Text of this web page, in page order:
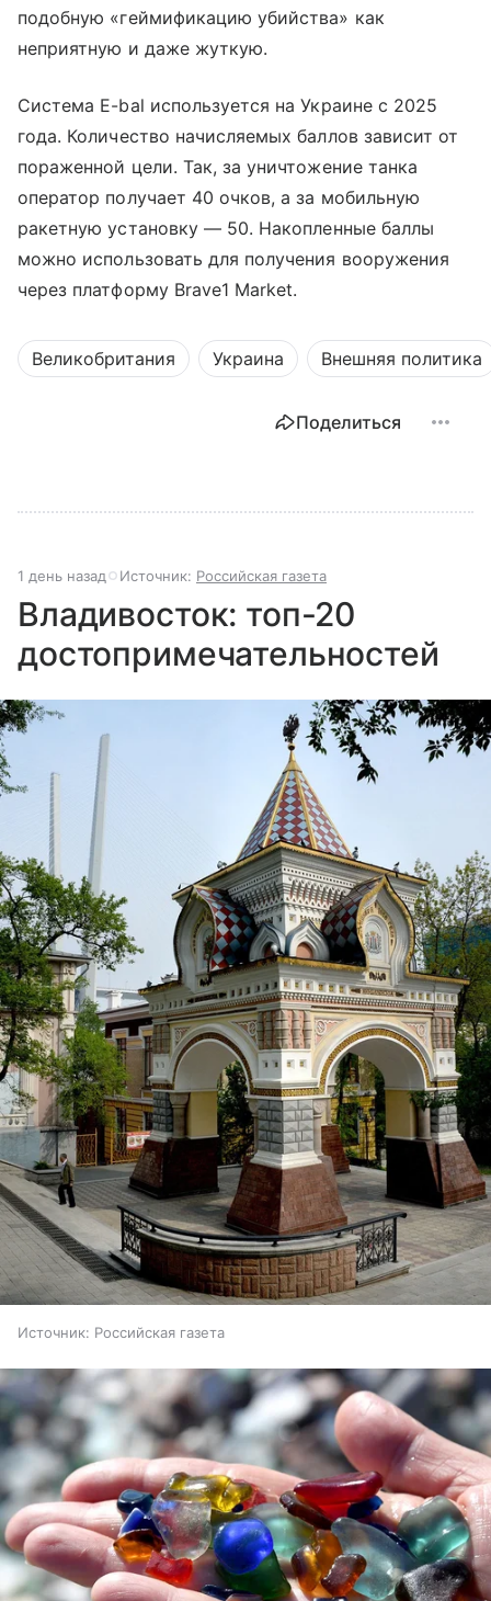
подобную «геймификацию убийства» как
неприятную и даже жуткую.
Система E-bal используется на Украине с 2025
года. Количество начисляемых баллов зависит от
пораженной цели. Так, за уничтожение танка
оператор получает 40 очков, а за мобильную
ракетную установку — 50. Накопленные баллы
можно использовать для получения вооружения
через платформу Brave1 Market.
Великобритания Украина Внешняя политика
Поделиться
1 день назад Источник: Российская газета
Владивосток: топ-20
достопримечательностей
Источник: Российская газета